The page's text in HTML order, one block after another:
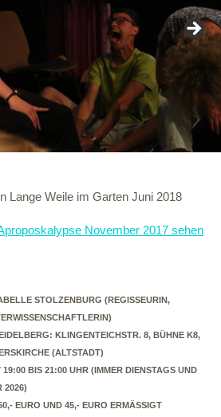
Lange Weile im Garten Juni 2018
November 2017 sehen
STOLZENBURG (REGISSEURIN,
KLINGENTEICHSTR. 8, BÜHNE K8,
(ALTSTADT)
19:00 BIS 21:00 UHR (IMMER DIENSTAGS UND
2026)
EURO UND 45,- EURO ERMÄSSIGT (